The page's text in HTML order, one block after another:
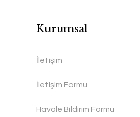
Kurumsal
İletişim
İletişim Formu
Havale Bildirim Formu